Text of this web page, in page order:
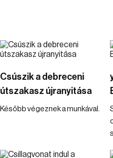
Csúszik a debreceni
útszakasz újranyitása
Később végeznek a munkával.